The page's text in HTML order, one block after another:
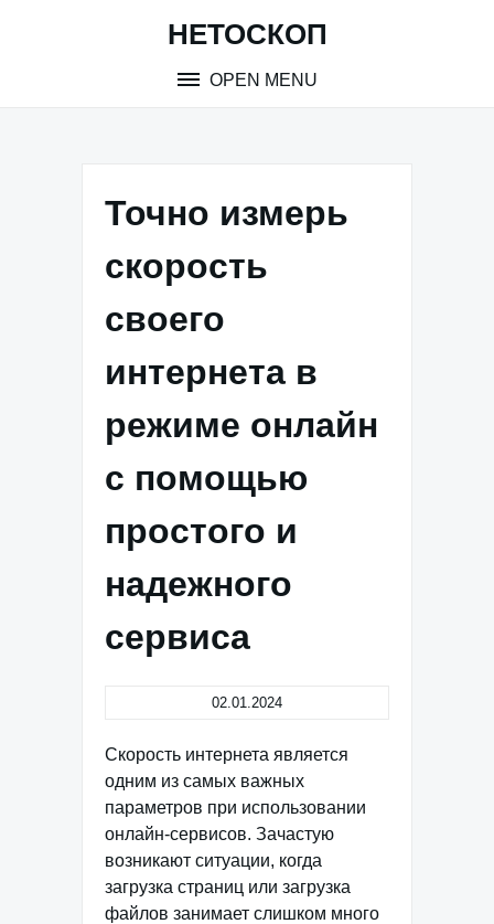
НЕТОСКОП
OPEN MENU
Точно измерь
скорость
своего
интернета в
режиме онлайн
с помощью
простого и
надежного
сервиса
02.01.2024
Скорость интернета является
одним из самых важных
параметров при использовании
онлайн-сервисов. Зачастую
возникают ситуации, когда
загрузка страниц или загрузка
файлов занимает слишком много